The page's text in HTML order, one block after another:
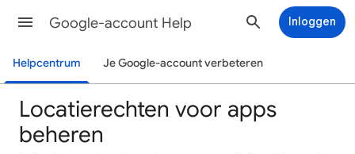
Google-account Help Inloggen
Helpcentrum Je Google-account verbeteren
Locatierechten voor apps
beheren